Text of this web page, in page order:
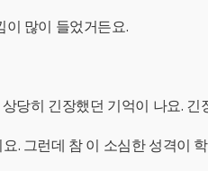
많이 들었거든요.
당히 긴장했던 기억이 나요. 긴
. 그런데 참 이 소심한 성격이